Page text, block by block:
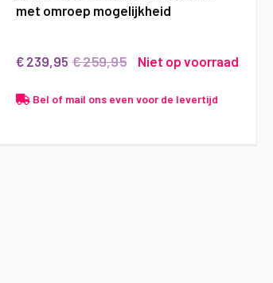
met omroep mogelijkheid
€ 239,95 € 259,95 Niet op voorraad
Bel of mail ons even voor de levertijd